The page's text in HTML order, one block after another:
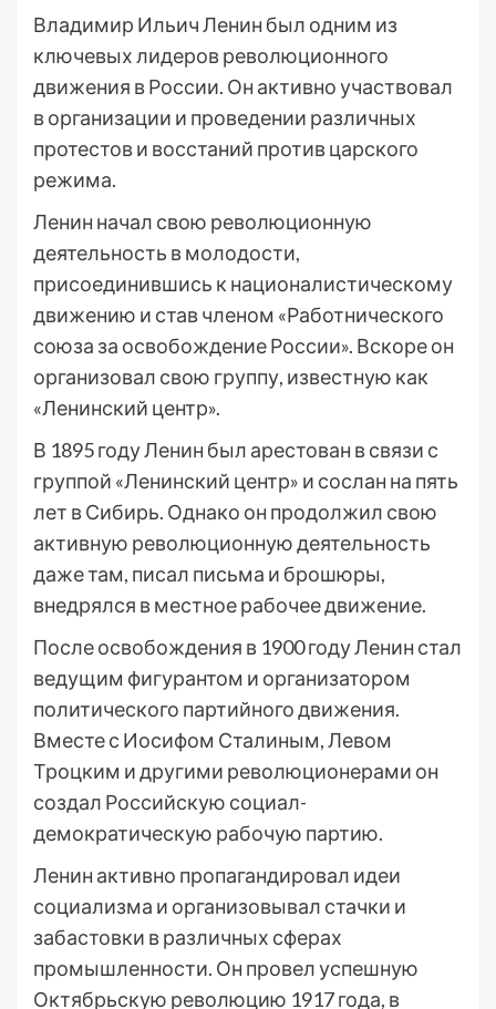
Владимир Ильич Ленин был одним из
ключевых лидеров революционного
движения в России. Он активно участвовал
в организации и проведении различных
протестов и восстаний против царского
режима.
Ленин начал свою революционную
деятельность в молодости,
присоединившись к националистическому
движению и став членом «Работнического
союза за освобождение России». Вскоре он
организовал свою группу, известную как
«Ленинский центр».
В 1895 году Ленин был арестован в связи с
группой «Ленинский центр» и сослан на пять
лет в Сибирь. Однако он продолжил свою
активную революционную деятельность
даже там, писал письма и брошюры,
внедрялся в местное рабочее движение.
После освобождения в 1900 году Ленин стал
ведущим фигурантом и организатором
политического партийного движения.
Вместе с Иосифом Сталиным, Левом
Троцким и другими революционерами он
создал Российскую социал-
демократическую рабочую партию.
Ленин активно пропагандировал идеи
социализма и организовывал стачки и
забастовки в различных сферах
промышленности. Он провел успешную
Октябрьскую революцию 1917 года, в